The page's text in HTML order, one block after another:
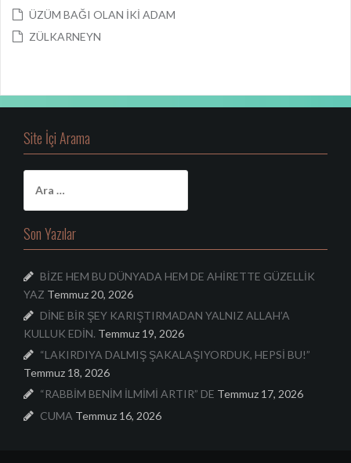
ÜZÜM BAĞI OLAN İKİ ADAM
ZÜLKARNEYN
Site İçi Arama
a
m
a
Son Yazılar
BİZE HEM BU DÜNYADA HEM DE AHİRETTE GÜZELLİK
YAZ Temmuz 20, 2026
DİNE BİR ŞEY KARIŞTIRMADAN YALNIZ ALLAH’A
KULLUK EDİN. Temmuz 19, 2026
“LAKIRDIYA DALMIŞ ŞAKALAŞIYORDUK, HEPSİ BU!”
Temmuz 18, 2026
“RABBİM BENİM İLMİMİ ARTIR” DE Temmuz 17, 2026
CUMA Temmuz 16, 2026